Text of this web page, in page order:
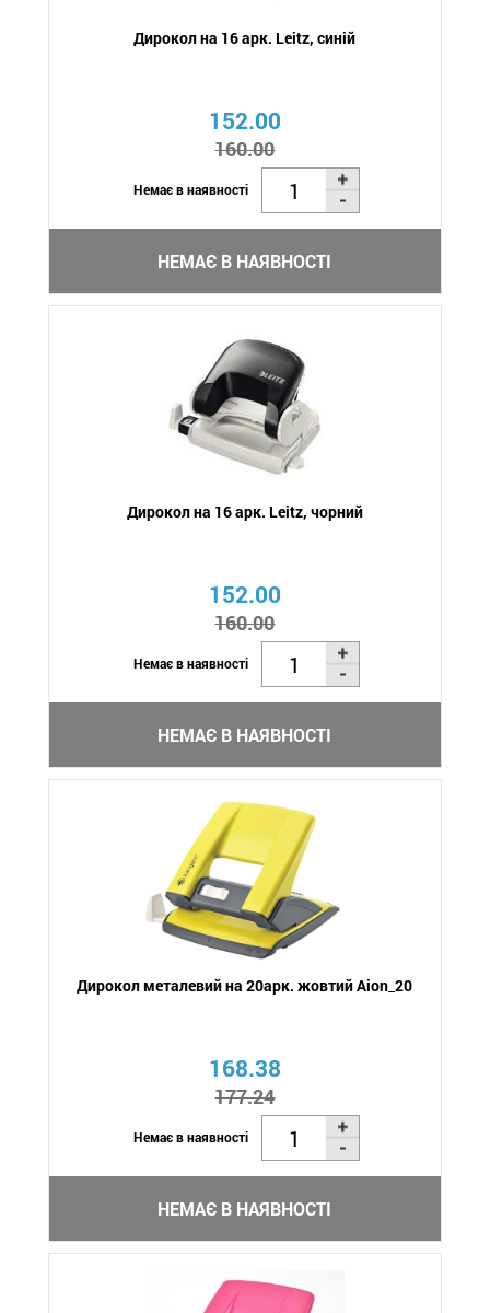
Дирокол на 16 арк. Leitz, синій
152.00
160.00
Немає в наявності
НЕМАЄ В НАЯВНОСТІ
Дирокол на 16 арк. Leitz, чорний
152.00
160.00
Немає в наявності
НЕМАЄ В НАЯВНОСТІ
Дирокол металевий на 20арк. жовтий Aion_20
168.38
177.24
Немає в наявності
НЕМАЄ В НАЯВНОСТІ